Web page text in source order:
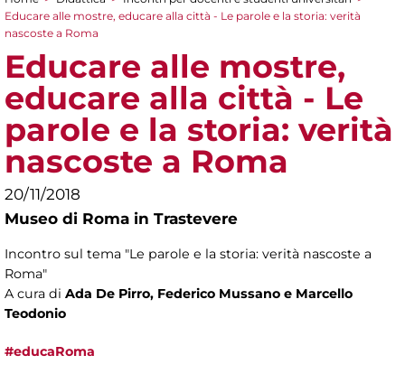
Tu sei qui
Educare alle mostre, educare alla città - Le parole e la storia: verità
nascoste a Roma
Educare alle mostre,
educare alla città - Le
parole e la storia: verità
nascoste a Roma
20/11/2018
Museo di Roma in Trastevere
Incontro sul tema "Le parole e la storia: verità nascoste a
Roma"
A cura di Ada De Pirro, Federico Mussano e Marcello
Teodonio​
#educaRoma